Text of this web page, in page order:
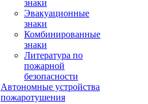
знаки
Эвакуационные
знаки
Комбинированные
знаки
Литература по
пожарной
безопасности
Автономные устройства
пожаротушения